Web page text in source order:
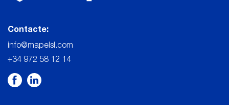
Contacte:
info@mapelsl.com
+34 972 58 12 14